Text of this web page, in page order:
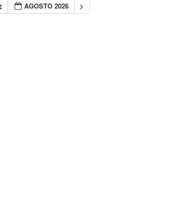
AGOSTO 2026